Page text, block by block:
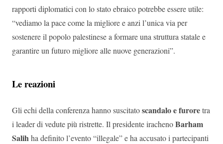
rapporti diplomatici con lo stato ebraico potrebbe essere utile:
“vediamo la pace come la migliore e anzi l’unica via per
sostenere il popolo palestinese a formare una struttura statale e
garantire un futuro migliore alle nuove generazioni”.
Le reazioni
Gli echi della conferenza hanno suscitatoscandalo e furoretra
i leader di vedute più ristrette. Il presidente irachenoBarham
Salihha definito l’evento “illegale” e ha accusato i partecipanti